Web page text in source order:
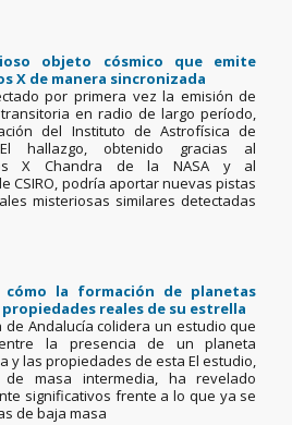
objeto cósmico que emite
X de manera sincronizada
por primera vez la emisión de
en radio de largo período,
del Instituto de Astrofísica de
El hallazgo, obtenido gracias al
X Chandra de la NASA y al
CSIRO, podría aportar nuevas pistas
misteriosas similares detectadas
cómo la formación de planetas
reales de su estrella
de Andalucía colidera un estudio que
la presencia de un planeta
y las propiedades de esta El estudio,
masa intermedia, ha revelado
significativos frente a lo que ya se
de baja masa